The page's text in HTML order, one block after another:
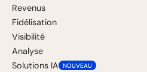
Revenus
Fidélisation
Visibilité
Analyse
Solutions IA
NOUVEAU